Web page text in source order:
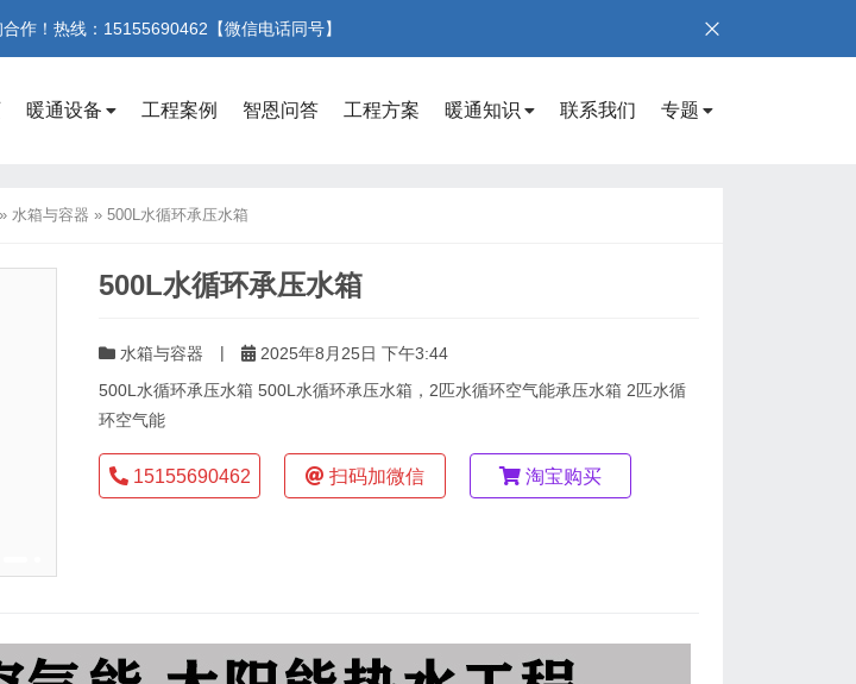
作！热线：15155690462【微信电话同号】
暖通设备 工程案例 智恩问答 工程方案 暖通知识 联系我们 专题
» 水箱与容器 » 500L水循环承压水箱
500L水循环承压水箱
水箱与容器 |
2025年8月25日 下午3:44
500L水循环承压水箱 500L水循环承压水箱，2匹水循环空气能承压水箱 2匹水循
环空气能
15155690462 扫码加微信 淘宝购买